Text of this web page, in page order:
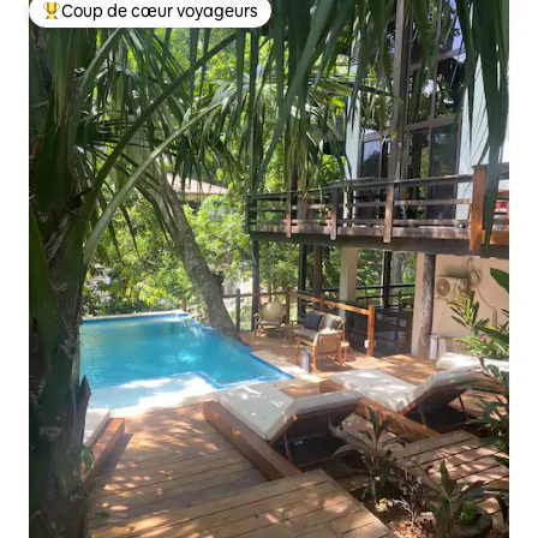
Coups de cœur voyageurs les plus appréciés
Coup de cœur voyageurs